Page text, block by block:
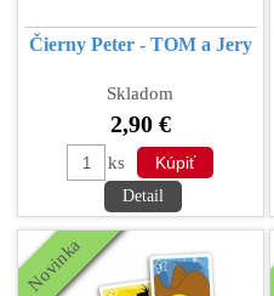
Čierny Peter - TOM a Jery
Skladom
2,90 €
ks
Detail
Novinka